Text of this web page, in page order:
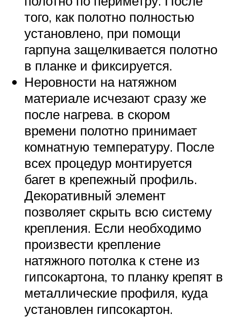
того, как полотно полностью
установлено, при помощи
гарпуна защелкивается полотно
в планке и фиксируется.
Неровности на натяжном
материале исчезают сразу же
после нагрева. в скором
времени полотно принимает
комнатную температуру. После
всех процедур монтируется
багет в крепежный профиль.
Декоративный элемент
позволяет скрыть всю систему
крепления. Если необходимо
произвести крепление
натяжного потолка к стене из
гипсокартона, то планку крепят в
металлические профиля, куда
установлен гипсокартон.